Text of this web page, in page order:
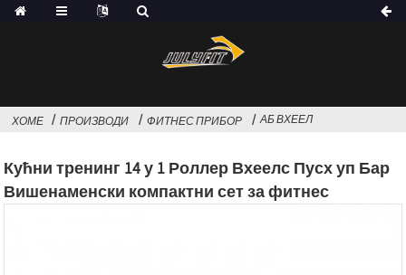
ХОМЕ ПРОИЗВОДИ ФИТНЕС ПРИБОР АБ ВХЕЕЛ
Кућни тренинг 14 у 1 Роллер Вхеелс Пусх уп Бар
Вишенаменски компактни сет за фитнес